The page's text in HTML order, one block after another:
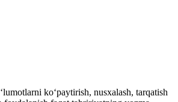
ko‘paytirish, nusxalash, tarqatish